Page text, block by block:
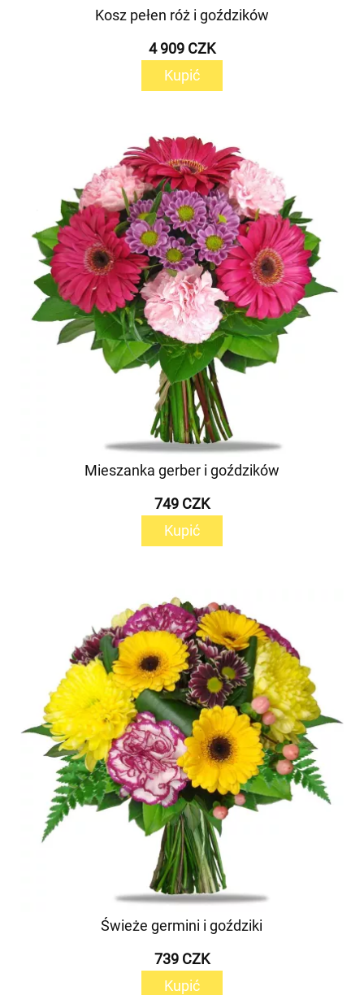
Kosz pełen róż i goździków
4 909 CZK
Kupić
Mieszanka gerber i goździków
749 CZK
Kupić
Świeże germini i goździki
739 CZK
Kupić